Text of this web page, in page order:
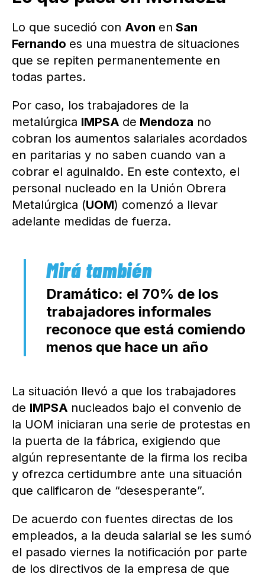
Lo que sucedió con Avon en San
Fernando es una muestra de situaciones
que se repiten permanentemente en
todas partes.
Por caso, los trabajadores de la
metalúrgica IMPSA de Mendoza no
cobran los aumentos salariales acordados
en paritarias y no saben cuando van a
cobrar el aguinaldo. En este contexto, el
personal nucleado en la Unión Obrera
Metalúrgica (UOM) comenzó a llevar
adelante medidas de fuerza.
Dramático: el 70% de los
trabajadores informales
reconoce que está comiendo
menos que hace un año
La situación llevó a que los trabajadores
de IMPSA nucleados bajo el convenio de
la UOM iniciaran una serie de protestas en
la puerta de la fábrica, exigiendo que
algún representante de la firma los reciba
y ofrezca certidumbre ante una situación
que calificaron de “desesperante”.
De acuerdo con fuentes directas de los
empleados, a la deuda salarial se les sumó
el pasado viernes la notificación por parte
de los directivos de la empresa de que